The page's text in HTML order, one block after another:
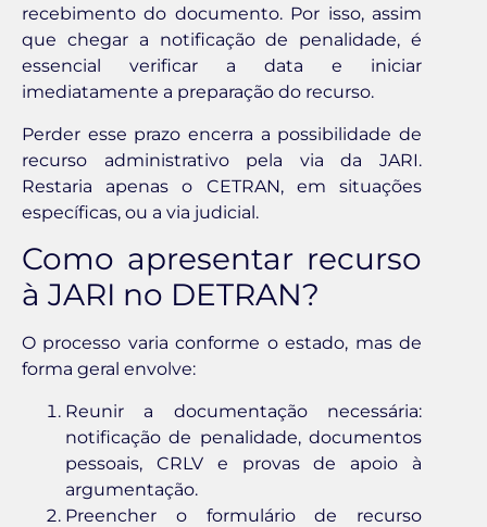
recebimento do documento. Por isso, assim
que chegar a notificação de penalidade, é
essencial verificar a data e iniciar
imediatamente a preparação do recurso.
Perder esse prazo encerra a possibilidade de
recurso administrativo pela via da JARI.
Restaria apenas o CETRAN, em situações
específicas, ou a via judicial.
Como apresentar recurso
à JARI no DETRAN?
O processo varia conforme o estado, mas de
forma geral envolve:
Reunir a documentação necessária:
notificação de penalidade, documentos
pessoais, CRLV e provas de apoio à
argumentação.
Preencher o formulário de recurso